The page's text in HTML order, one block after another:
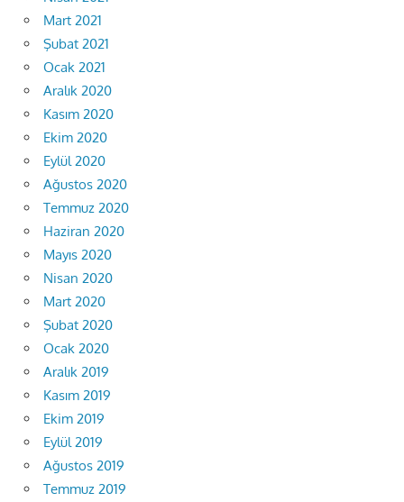
Mart 2021
Şubat 2021
Ocak 2021
Aralık 2020
Kasım 2020
Ekim 2020
Eylül 2020
Ağustos 2020
Temmuz 2020
Haziran 2020
Mayıs 2020
Nisan 2020
Mart 2020
Şubat 2020
Ocak 2020
Aralık 2019
Kasım 2019
Ekim 2019
Eylül 2019
Ağustos 2019
Temmuz 2019